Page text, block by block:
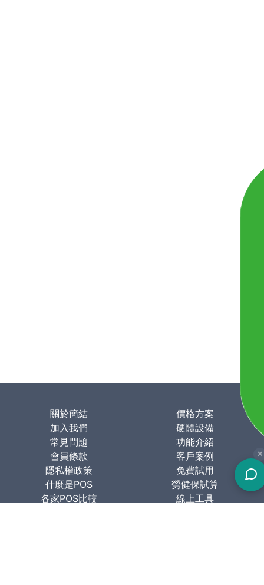
關於簡結
加入我們
常見問題
會員條款
隱私權政策
什麼是POS
各家POS比較
價格方案
硬體設備
功能介紹
客戶案例
免費試用
勞健保試算
線上工具
✕